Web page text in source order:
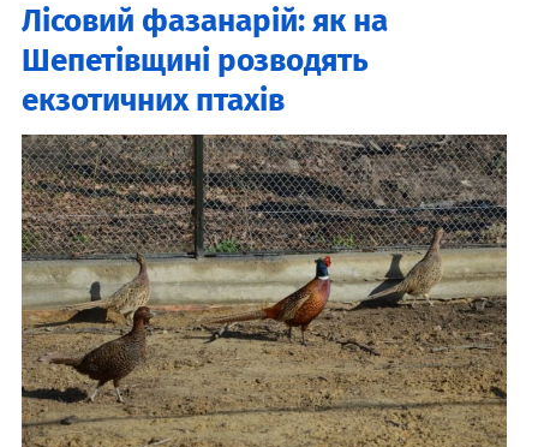
Лісовий фазанарій: як на
Шепетівщині розводять
екзотичних птахів